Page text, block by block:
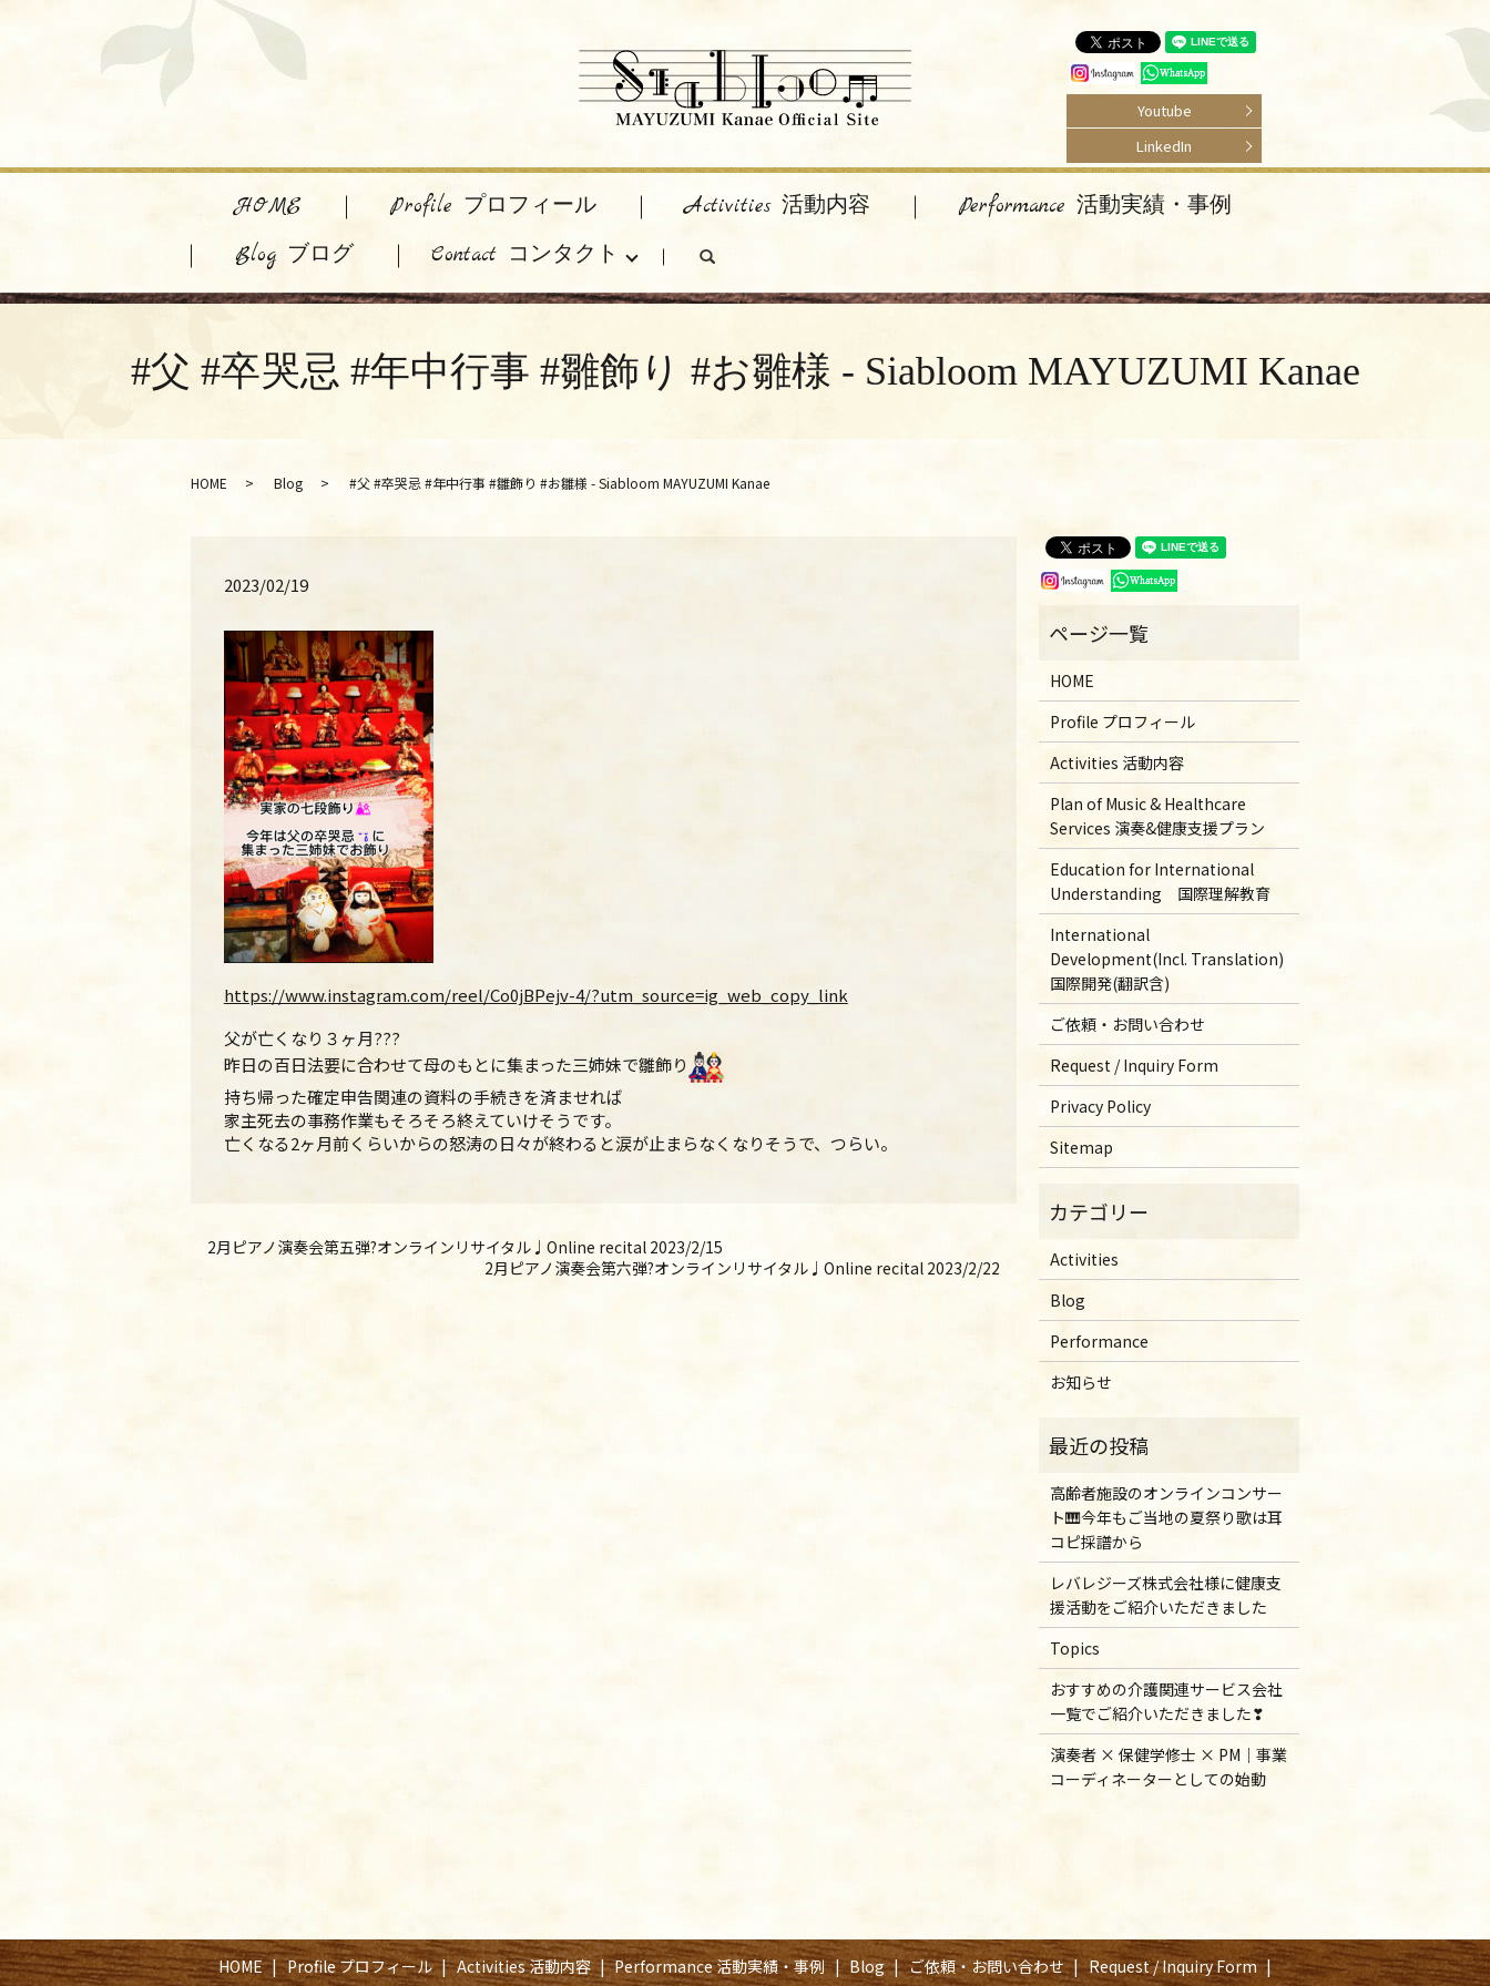
Youtube
LinkedIn
HOME Profile プロフィール Activities 活動内容
Performance 活動実績・事例
Blog ブログ
Contact コンタクト search
#父 #卒哭忌 #年中行事 #雛飾り #お雛様 - Siabloom MAYUZUMI Kanae
HOME Blog #父 #卒哭忌 #年中行事 #雛飾り #お雛様 - Siabloom MAYUZUMI Kanae
2023/02/19
https://www.instagram.com/reel/Co0jBPejv-4/?utm_source=ig_web_copy_link
父が亡くなり３ヶ月???
昨日の百日法要に合わせて母のもとに集まった三姉妹で雛飾り
持ち帰った確定申告関連の資料の手続きを済ませれば
家主死去の事務作業もそろそろ終えていけそうです。
亡くなる2ヶ月前くらいからの怒涛の日々が終わると涙が止まらなくなりそうで、つらい。
2月ピアノ演奏会第五弾?オンラインリサイタル♩Online recital 2023/2/15
2月ピアノ演奏会第六弾?オンラインリサイタル♩Online recital 2023/2/22
HOME
Profile プロフィール
Activities 活動内容
Plan of Music & Healthcare
Services 演奏&健康支援プラン
Education for International
Understanding 国際理解教育
International
Development(Incl. Translation)
国際開発(翻訳含)
ご依頼・お問い合わせ
Request / Inquiry Form
Privacy Policy
Sitemap
Activities
Blog
Performance
お知らせ
高齢者施設のオンラインコンサー
ト🎹今年もご当地の夏祭り歌は耳
コピ採譜から
レバレジーズ株式会社様に健康支
援活動をご紹介いただきました
Topics
おすすめの介護関連サービス会社
一覧でご紹介いただきました❣
演奏者 × 保健学修士 × PM｜事業
コーディネーターとしての始動
HOME Profile プロフィール Activities 活動内容 Performance 活動実績・事例 Blog ご依頼・お問い合わせ Request / Inquiry Form